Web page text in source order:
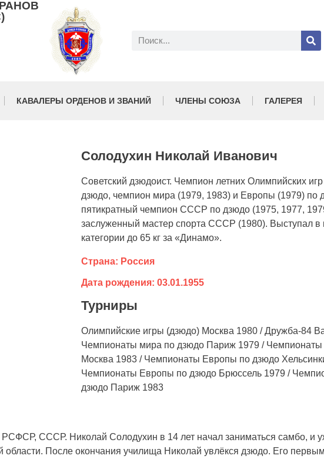
КАВАЛЕРЫ ОРДЕНОВ И ЗВАНИЙ ЧЛЕНЫ СОЮЗА ГАЛЕРЕЯ
Солодухин Николай Иванович
Советский дзюдоист. Чемпион летних Олимпийских
дзюдо, чемпион мира (1979, 1983) и Европы (1979) по
пятикратный чемпион СССР по дзюдо (1975, 1977,
заслуженный мастер спорта СССР (1980). Выступал в
категории до 65 кг за «Динамо».
Страна: Россия
Дата рождения: 03.01.1955
Турниры
Олимпийские игры (дзюдо) Москва 1980 / Дружба-84
Чемпионаты мира по дзюдо Париж 1979 /
Москва 1983 / Чемпионаты Европы по дзюдо
Чемпионаты Европы по дзюдо Брюссель 1979 /
дзюдо Париж 1983
СССР. Николай Солодухин в 14 лет начал заниматься самбо, и
области. После окончания училища Николай увлёкся дзюдо. Его